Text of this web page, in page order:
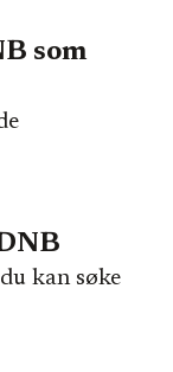
som
kan søke